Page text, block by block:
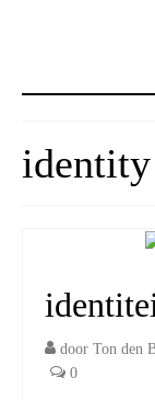
door Ton den
0